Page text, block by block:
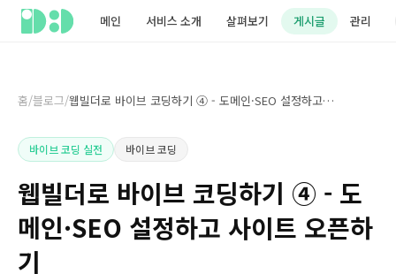
메인 서비스 소개 살펴보기 게시글 관리
홈/블로그/ 웹빌더로 바이브 코딩하기 ④ - 도메인·SEO 설정하고 사이트 오픈하기
바이브 코딩 실전 바이브 코딩
웹빌더로 바이브 코딩하기 ④ - 도
메인·SEO 설정하고 사이트 오픈하
기